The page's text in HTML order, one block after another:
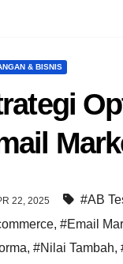
& BISNIS
22, 2025 #AB
, #Email
, #Nilai Tambah,